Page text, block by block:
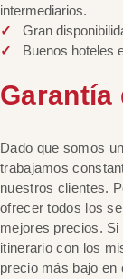
intermediarios.
Gran
Buenos hoteles
Garantía
Dado que somos
trabajamos
nuestros clientes.
ofrecer todos los
mejores precios.
itinerario con los
precio más bajo en